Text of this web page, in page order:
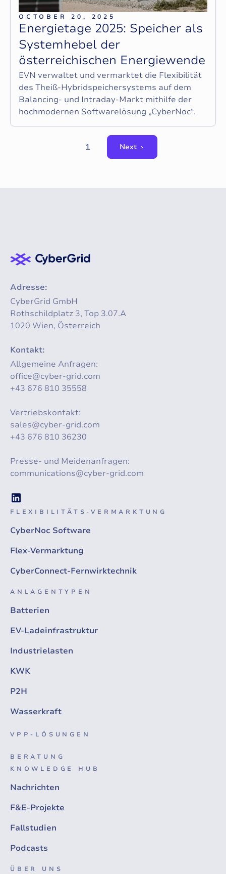
OCTOBER 20, 2025
Energietage 2025: Speicher als
Systemhebel der
österreichischen Energiewende
EVN verwaltet und vermarktet die Flexibilität
des Theiß-Hybridspeichersystems auf dem
Balancing- und Intraday-Markt mithilfe der
hochmodernen Softwarelösung „CyberNoc“.
1 Next
Adresse:
CyberGrid GmbH
Rothschildplatz 3, Top 3.07.A
1020 Wien, Österreich
Kontakt:
Allgemeine Anfragen:
office@cyber-grid.com
+43 676 810 35558
Vertriebskontakt:
sales@cyber-grid.com
+43 676 810 36230
Presse- und Meidenanfragen:
communications@cyber-grid.com
FLEXIBILITÄTS-VERMARKTUNG
CyberNoc Software
Flex-Vermarktung
CyberConnect-Fernwirktechnik
ANLAGENTYPEN
Batterien
EV-Ladeinfrastruktur
Industrielasten
KWK
P2H
Wasserkraft
VPP-LÖSUNGEN
BERATUNG
KNOWLEDGE HUB
Nachrichten
F&E-Projekte
Fallstudien
Podcasts
ÜBER UNS